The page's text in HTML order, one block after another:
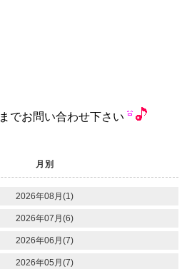
までお問い合わせ下さい
月別
2026年08月(1)
2026年07月(6)
2026年06月(7)
2026年05月(7)